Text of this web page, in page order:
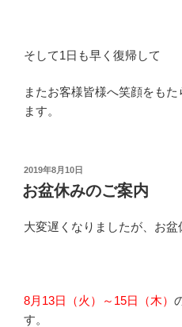
そして1日も早く復帰して
またお客様皆様へ笑顔をも
ます。
投
稿
日:
2019年8月10日
お盆休みのご案内
大変遅くなりましたが、お盆
8月13日（火）～15日（木）
す。